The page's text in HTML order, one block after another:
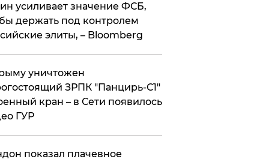
усиливает значение ФСБ,
держать под контролем
элиты, – Bloomberg
уничтожен
ЗРПК "Панцирь-С1"
кран – в Сети появилось
ГУР
показал плачевное